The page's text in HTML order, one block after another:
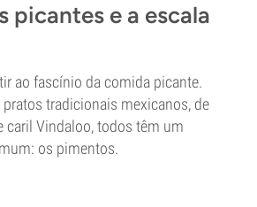
picantes e a escala
ao fascínio da comida picante.
pratos tradicionais mexicanos, de
caril Vindaloo, todos têm um
os pimentos.